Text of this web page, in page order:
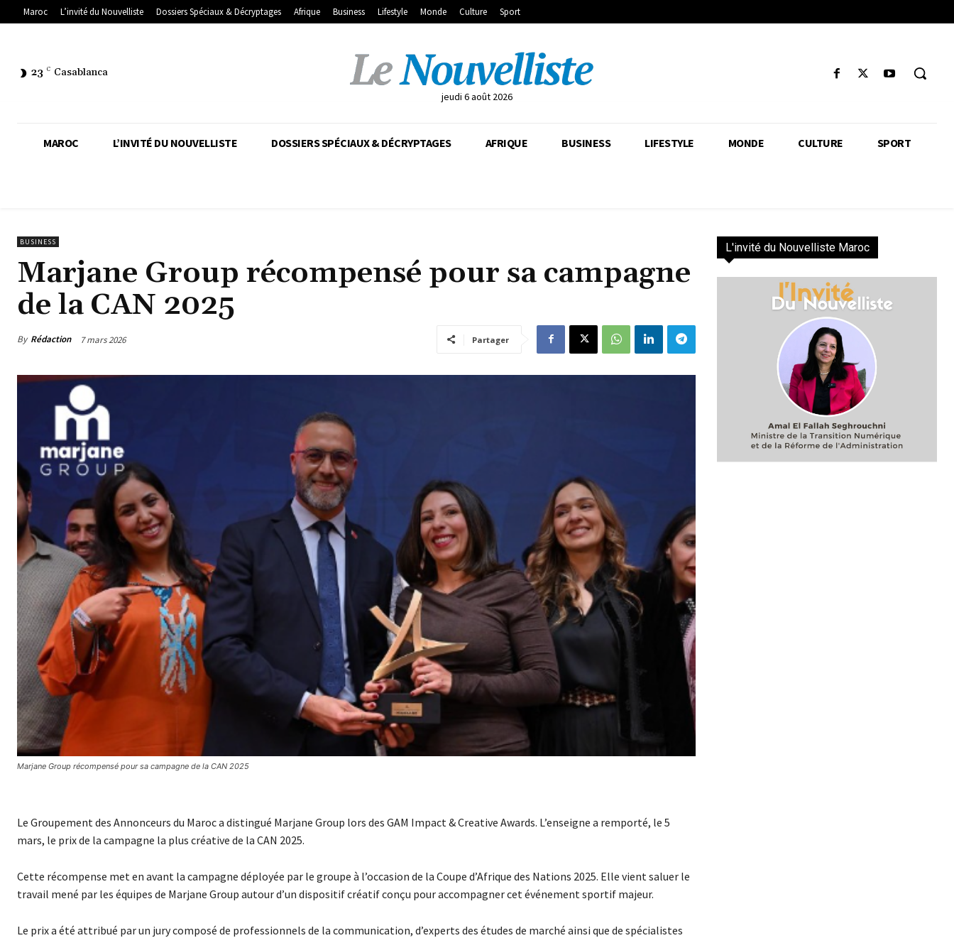
Maroc L’invité du Nouvelliste Dossiers Spéciaux & Décryptages Afrique Business Lifestyle Monde Culture Sport
23 C Casablanca
jeudi 6 août 2026
MAROC L’INVITÉ DU NOUVELLISTE DOSSIERS SPÉCIAUX & DÉCRYPTAGES AFRIQUE BUSINESS LIFESTYLE MONDE CULTURE SPORT
BUSINESS
Marjane Group récompensé pour sa campagne
de la CAN 2025
By Rédaction 7 mars 2026 Partager
Marjane Group récompensé pour sa campagne de la CAN 2025
Le Groupement des Annonceurs du Maroc a distingué Marjane Group lors des GAM Impact & Creative Awards. L’enseigne a remporté, le 5
mars, le prix de la campagne la plus créative de la CAN 2025.
Cette récompense met en avant la campagne déployée par le groupe à l’occasion de la Coupe d’Afrique des Nations 2025. Elle vient saluer le
travail mené par les équipes de Marjane Group autour d’un dispositif créatif conçu pour accompagner cet événement sportif majeur.
Le prix a été attribué par un jury composé de professionnels de la communication, d’experts des études de marché ainsi que de spécialistes
L'invité du Nouvelliste Maroc